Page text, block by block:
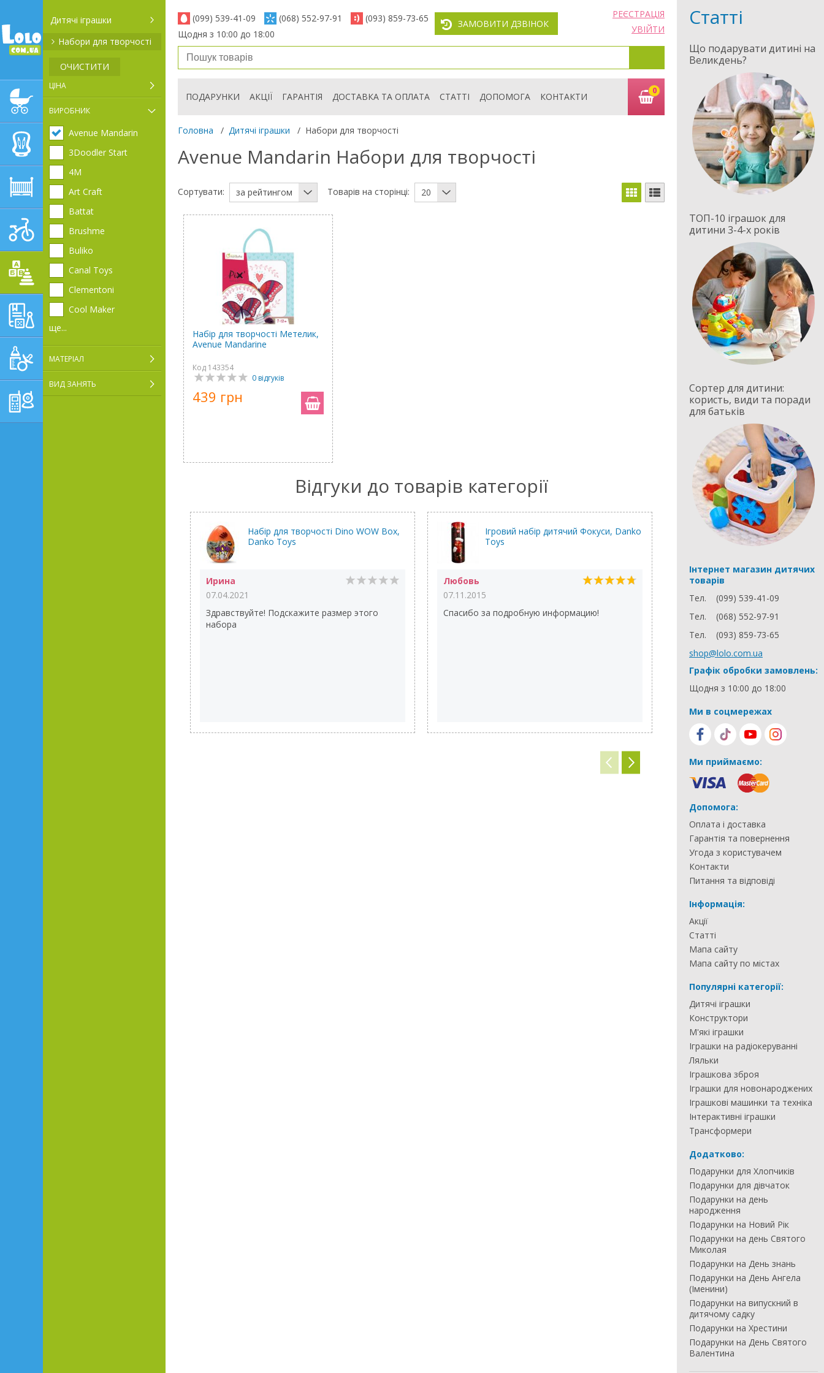
ДИТЯЧІ КОЛЯСКИ
АВТОКРІСЛА
ДИТЯЧІ МЕБЛІ
ДИТЯЧИЙ СПОРТ І
ТРАНСПОРТ
ДИТЯЧІ ІГРАШКИ
НАВЧАЛЬНО-
ГОДУВАННЯ
ТОВАРИ ДЛЯ БАТЬКІВ,
Дитячі іграшки
Набори для творчості
ОЧИСТИТИ
ЦІНА
ВИРОБНИК
Avenue Mandarin
3Doodler Start
4М
Art Craft
Battat
Brushme
Buliko
Canal Toys
Clementoni
Cool Maker
ще...
МАТЕРІАЛ
ВИД ЗАНЯТЬ
(099) 539-41-09 (068) 552-97-91
(093) 859-73-65
Щодня з 10:00 до 18:00
ЗАМОВИТИ ДЗВІНОК
РЕЄСТРАЦІЯ
УВІЙТИ
ПОДАРУНКИ АКЦІЇ ГАРАНТІЯ ДОСТАВКА ТА ОПЛАТА СТАТТІ ДОПОМОГА КОНТАКТИ
0
Головна / Дитячі іграшки / Набори для творчості
Avenue Mandarin Набори для творчості
Сортувати: за рейтингом Товарів на сторінці: 20
Набір для творчості Метелик,
Avenue Mandarine
Код 143354
0 відгуків
439 грн
Відгуки до товарів категорії
Набір для творчості Dino WOW Box,
Danko Toys
Ирина
07.04.2021
Здравствуйте! Подскажите размер этого
набора
Ігровий набір дитячий Фокуси, Danko
Toys
Любовь
07.11.2015
Спасибо за подробную информацию!
Ігровий набір Hasbro
печива"
Никита
14.08.2015
Очень классный набор, нашей
ояень нравится с ним играть, ей
просто в восторге наша
Статті
Що подарувати дитині на
Великдень?
ТОП-10 іграшок для
дитини 3-4-х років
Сортер для дитини:
користь, види та поради
для батьків
Інтернет магазин дитячих
товарів
Тел.
(099) 539-41-09
Тел.
(068) 552-97-91
Тел.
(093) 859-73-65
shop@lolo.com.ua
Графік обробки замовлень:
Щодня з 10:00 до 18:00
Ми в соцмережах
Ми приймаємо:
Допомога:
Оплата і доставка
Гарантія та повернення
Угода з користувачем
Контакти
Питання та відповіді
Інформація:
Акції
Статті
Мапа сайту
Мапа сайту по містах
Популярні категорії:
Дитячі іграшки
Конструктори
М'які іграшки
Іграшки на радіокеруванні
Ляльки
Іграшкова зброя
Іграшки для новонароджених
Іграшкові машинки та техніка
Інтерактивні іграшки
Трансформери
Додатково:
Подарунки для Хлопчиків
Подарунки для дівчаток
Подарунки на день
народження
Подарунки на Новий Рік
Подарунки на день Святого
Миколая
Подарунки на День знань
Подарунки на День Ангела
(Іменини)
Подарунки на випускний в
дитячому садку
Подарунки на Хрестини
Подарунки на День Святого
Валентина